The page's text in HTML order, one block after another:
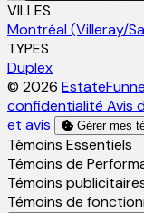
VILLES
Montréal (Villeray/
TYPES
Duplex
© 2026
confidentialité Avis
et avis
Gérer mes
Activer
Témoins Essentiels
Activer
Témoins de
Activer
Témoins
Activer
Témoins de